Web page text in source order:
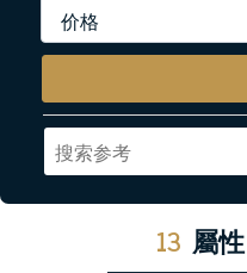
13 屬性